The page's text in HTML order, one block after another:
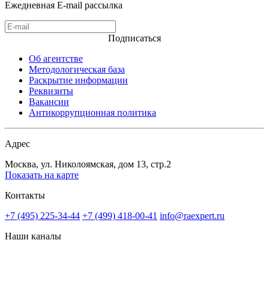
Ежедневная E-mail рассылка
Подписаться
Об агентстве
Методологическая база
Раскрытие информации
Реквизиты
Вакансии
Антикоррупционная политика
Адрес
Москва, ул. Николоямская, дом 13, стр.2
Показать на карте
Контакты
+7 (495) 225-34-44 +7 (499) 418-00-41 info@raexpert.ru
Наши каналы